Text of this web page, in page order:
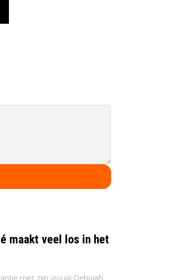
maakt veel los in het
met zijn vrouw Deborah.